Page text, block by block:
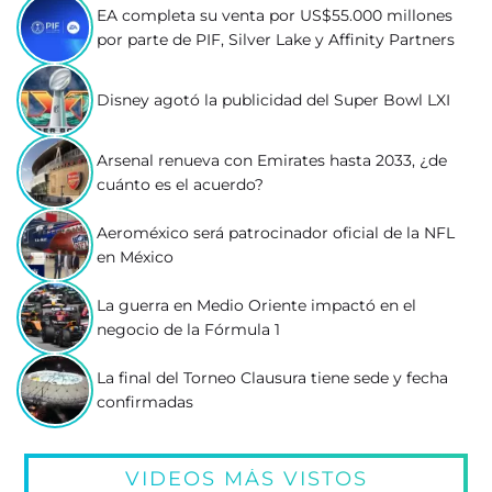
EA completa su venta por US$55.000 millones
por parte de PIF, Silver Lake y Affinity Partners
Disney agotó la publicidad del Super Bowl LXI
Arsenal renueva con Emirates hasta 2033, ¿de
cuánto es el acuerdo?
Aeroméxico será patrocinador oficial de la NFL
en México
La guerra en Medio Oriente impactó en el
negocio de la Fórmula 1
La final del Torneo Clausura tiene sede y fecha
confirmadas
VIDEOS MÁS VISTOS